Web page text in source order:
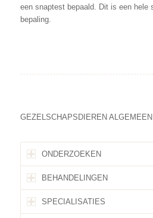
een snaptest bepaald. Dit is een hele
bepaling.
GEZELSCHAPSDIEREN ALGEMEEN
ONDERZOEKEN
BEHANDELINGEN
SPECIALISATIES